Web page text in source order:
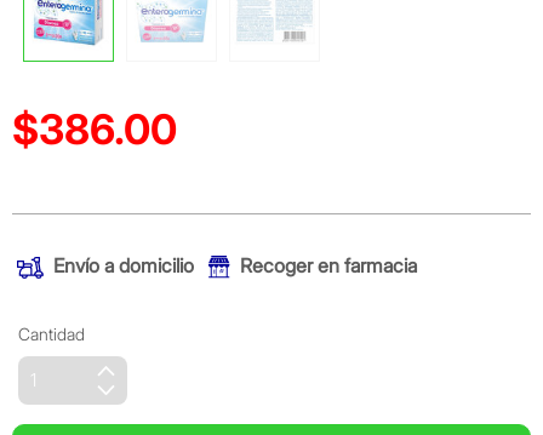
Precio reducido de
$386.00
Envío a domicilio Recoger en farmacia
Cantidad